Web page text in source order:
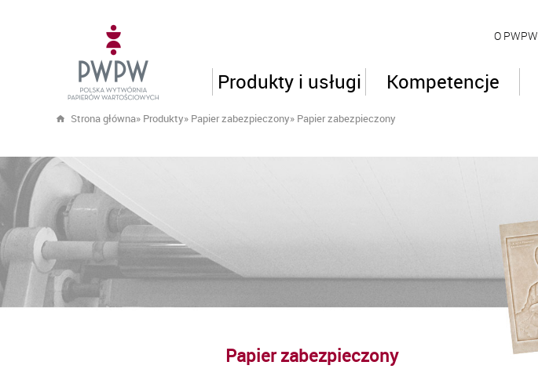
O PWPW
Produkty i usługi Kompetencje
Strona główna» Produkty» Papier zabezpieczony» Papier zabezpieczony
Papier zabezpieczony